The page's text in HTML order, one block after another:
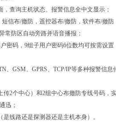
查询主机状态、报警信息全中文显示；
信布/撤防，遥控器布/撤防，软件布/撤防
常防区自动旁路并语音播报；
密码，9组子用户密码6位数均可按需设
、GSM、GPRS、TCP/IP等多种报警信
2个中心）和2组中心布撤防专线号码，
迅；
线路还是探测器还是主机本身）。